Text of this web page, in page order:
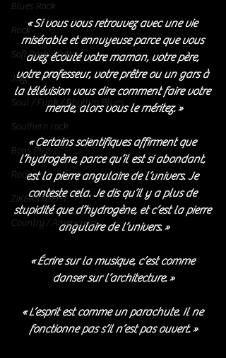
Blues Rock
Rock
Soft Rock / Folk
Jazz
Soul / Funk / Rhythm Blues
Southern rock
Bons Plans
Rock
ZIKERS NIGHT
Country / Americana
« Si vous vous retrouvez avec une vie
misérable et ennuyeuse parce que vous
avez écouté votre maman, votre père,
votre professeur, votre prêtre ou un gars à
la télévision vous dire comment faire votre
merde, alors vous le méritez. »
« Certains scientifiques affirment que
l’hydrogène, parce qu’il est si abondant,
est la pierre angulaire de l’univers. Je
conteste cela. Je dis qu’il y a plus de
stupidité que d’hydrogène, et c’est la pierre
angulaire de l’univers. »
« Écrire sur la musique, c’est comme
danser sur l’architecture. »
« L’esprit est comme un parachute. Il ne
fonctionne pas s’il n’est pas ouvert. »